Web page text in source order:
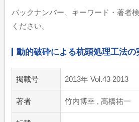
バックナンバー、キーワード・著者
ください。
動的破砕による杭頭処理工法
掲載号 2013年 Vol.43 2013
著者 竹内博幸 , 髙橋祐一